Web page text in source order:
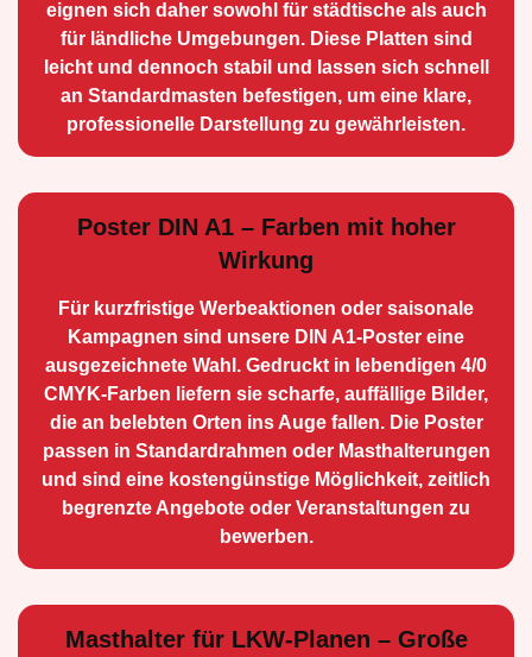
eignen sich daher sowohl für städtische als auch
für ländliche Umge­bungen. Diese Platten sind
leicht und dennoch stabil und lassen sich schnell
an Standard­masten befestigen, um eine klare,
professionelle Darstellung zu gewährleisten.
Poster DIN A1 – Farben mit hoher
Wirkung
Für kurzfristige Werbe­aktionen oder saisonale
Kampagnen sind unsere DIN A1-Poster eine
ausge­zeichnete Wahl. Gedruckt in lebendigen 4/0
CMYK-Farben liefern sie scharfe, auffällige Bilder,
die an belebten Orten ins Auge fallen. Die Poster
passen in Standardrahmen oder Masthalterungen
und sind eine kostengünstige Möglichkeit, zeitlich
begrenzte Angebote oder Veranstaltungen zu
bewerben.
Masthalter für LKW-Planen – Große